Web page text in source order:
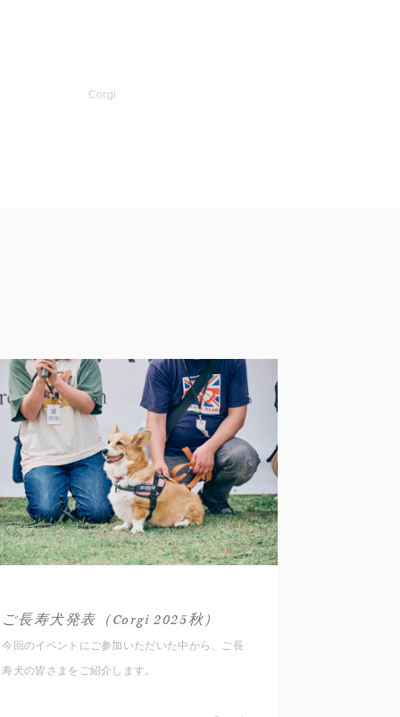
Corgi
ご長寿犬発表（Corgi 2025秋）
今回のイベントにご参加いただいた中から、ご長
寿犬の皆さまをご紹介します。